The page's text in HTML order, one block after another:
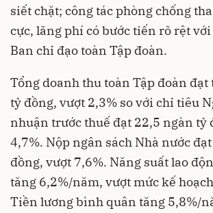
siết chặt; công tác phòng chống
cực, lãng phí có bước tiến rõ rệt
Ban chỉ đạo toàn Tập đoàn.
Tổng doanh thu toàn Tập đoàn
tỷ đồng, vượt 2,3% so với chỉ tiêu
nhuận trước thuế đạt 22,5 ngàn tỷ
4,7%. Nộp ngân sách Nhà nước
đồng, vượt 7,6%. Năng suất lao
tăng 6,2%/năm, vượt mức kế
Tiền lương bình quân tăng 5,8%/